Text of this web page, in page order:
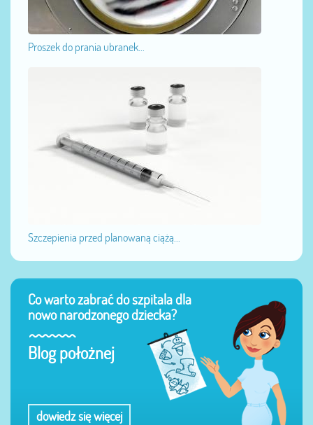
Proszek do prania ubranek...
Szczepienia przed planowaną ciążą...
Co warto zabrać do szpitala dla
nowo narodzonego dziecka?
Blog położnej
dowiedz się więcej